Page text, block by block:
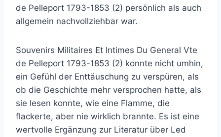
de Pelleport 1793-1853 (2) persönlich als auch
allgemein nachvollziehbar war.
Souvenirs Militaires Et Intimes Du General Vte
de Pelleport 1793-1853 (2) konnte nicht umhin,
ein Gefühl der Enttäuschung zu verspüren, als
ob die Geschichte mehr versprochen hatte, als
sie lesen konnte, wie eine Flamme, die
flackerte, aber nie wirklich brannte. Es ist eine
wertvolle Ergänzung zur Literatur über Led